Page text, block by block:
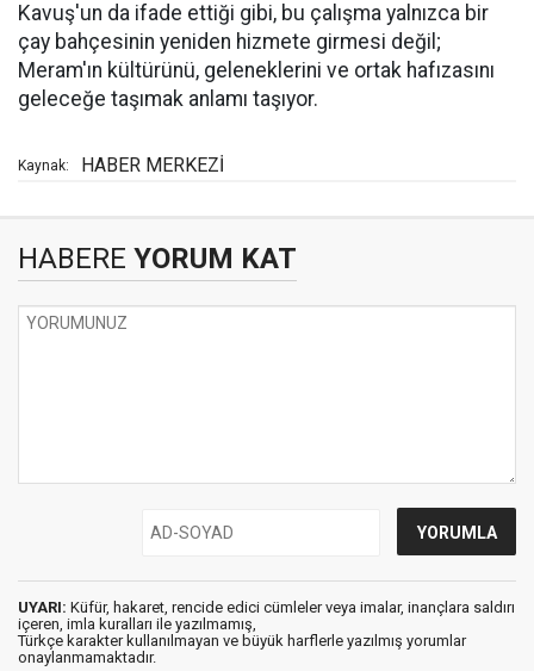
Kavuş'un da ifade ettiği gibi, bu çalışma yalnızca bir
çay bahçesinin yeniden hizmete girmesi değil;
Meram'ın kültürünü, geleneklerini ve ortak hafızasını
geleceğe taşımak anlamı taşıyor.
Kaynak: HABER MERKEZİ
HABERE YORUM KAT
UYARI: Küfür, hakaret, rencide edici cümleler veya imalar, inançlara saldırı
içeren, imla kuralları ile yazılmamış,
Türkçe karakter kullanılmayan ve büyük harflerle yazılmış yorumlar
onaylanmamaktadır.